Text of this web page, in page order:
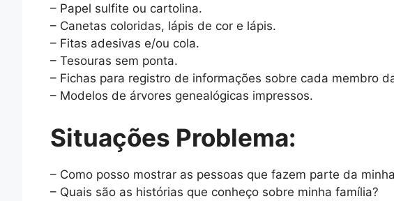
– Papel sulfite ou cartolina.
– Canetas coloridas, lápis de cor e lápis.
– Fitas adesivas e/ou cola.
– Tesouras sem ponta.
– Fichas para registro de informações sobre cada membro
– Modelos de árvores genealógicas impressos.
Situações Problema:
– Como posso mostrar as pessoas que fazem parte da
– Quais são as histórias que conheço sobre minha família?